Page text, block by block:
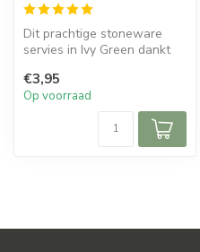
Dit prachtige stoneware
servies in Ivy Green dankt
P...
€3,95
Op voorraad